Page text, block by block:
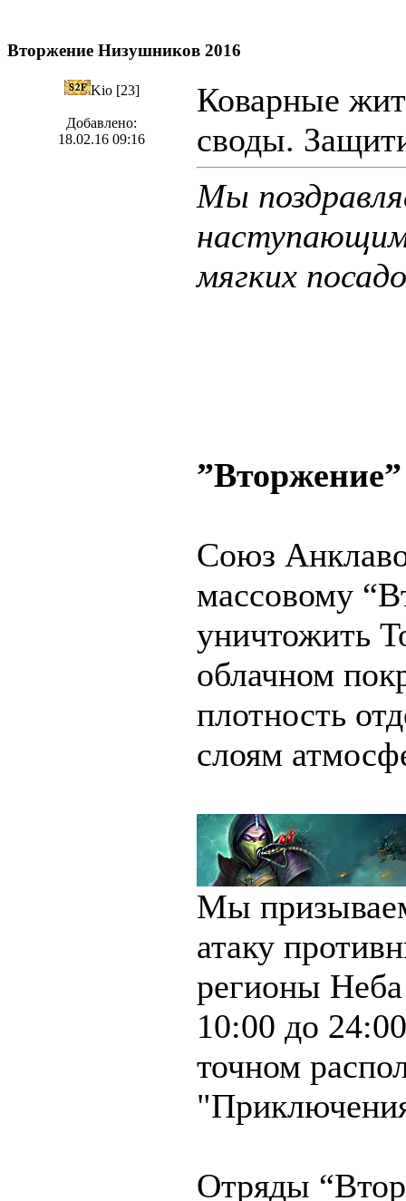
Вторжение Низушников 2016
Kio [23]
Добавлено:
18.02.16 09:16
Коварные
своды.
Мы
мягких
Союз
массовому
уничтожить
облачном
плотность
слоям
Мы
атаку
регионы
10:00 до
точном
Отряды